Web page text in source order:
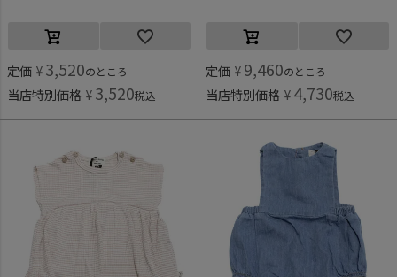
定価 ¥ 3,520のところ
当店特別価格 ¥ 3,520税込
定価 ¥ 9,460のところ
当店特別価格 ¥ 4,730税込